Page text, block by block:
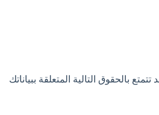
بالحقوق التالية المتعلقة ببياناتك